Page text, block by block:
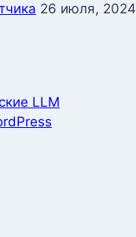
26 июля, 2024
LLM